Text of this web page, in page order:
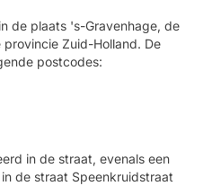
de plaats 's-Gravenhage, de
Zuid-Holland. De
postcodes:
in de straat, evenals een
de straat Speenkruidstraat